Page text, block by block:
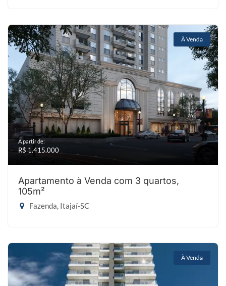
À Venda
A partir de:
R$ 1.415.000
Apartamento à Venda com 3 quartos,
105m²
Fazenda, Itajaí-SC
À Venda